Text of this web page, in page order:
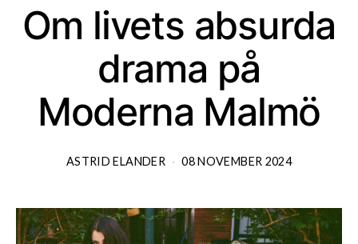
Om livets absurda
drama på
Moderna Malmö
ASTRID ELANDER 08 NOVEMBER 2024